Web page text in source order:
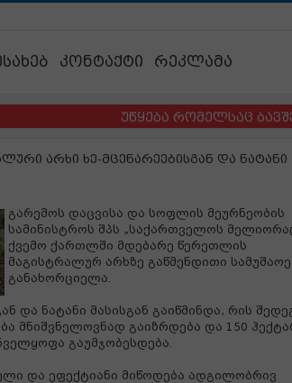
კონტაქტი რეკლამა
უწყება რომელსაც
არხი ხე-მცენარეებისგან და ნატანი
გარემოს დაცვისა და სოფლის მეურნეობის
სამინისტროს შპს „საქართველოს
ქვემო ქართლში მდებარე წერეთლის
მაგისტრალურ არხზე გაწმენდითი
განახორციელა.
და ნატანი მასისგან გაიწმინდა, რის
მნიშვნელოვნად გაიზრდება და 150
გაუმჯობესდება.
და ეფექტიანი მიწოდება ადგილობრივ